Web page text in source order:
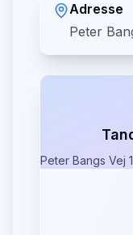
Adresse
Peter
Peter Bangs Vej